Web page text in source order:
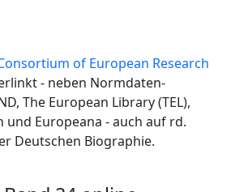
of European Research
- neben Normdaten-
The European Library (TEL),
und Europeana - auch auf rd.
Deutschen Biographie.